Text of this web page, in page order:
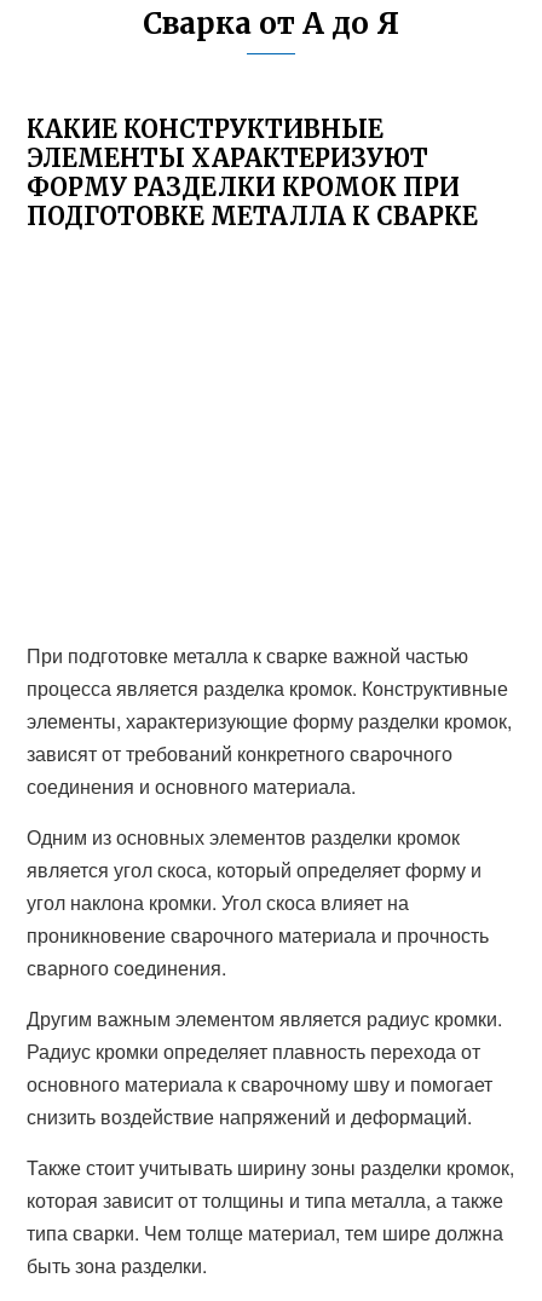
Сварка от А до Я
КАКИЕ КОНСТРУКТИВНЫЕ
ЭЛЕМЕНТЫ ХАРАКТЕРИЗУЮТ
ФОРМУ РАЗДЕЛКИ КРОМОК ПРИ
ПОДГОТОВКЕ МЕТАЛЛА К СВАРКЕ
При подготовке металла к сварке важной частью
процесса является разделка кромок. Конструктивные
элементы, характеризующие форму разделки кромок,
зависят от требований конкретного сварочного
соединения и основного материала.
Одним из основных элементов разделки кромок
является угол скоса, который определяет форму и
угол наклона кромки. Угол скоса влияет на
проникновение сварочного материала и прочность
сварного соединения.
Другим важным элементом является радиус кромки.
Радиус кромки определяет плавность перехода от
основного материала к сварочному шву и помогает
снизить воздействие напряжений и деформаций.
Также стоит учитывать ширину зоны разделки кромок,
которая зависит от толщины и типа металла, а также
типа сварки. Чем толще материал, тем шире должна
быть зона разделки.